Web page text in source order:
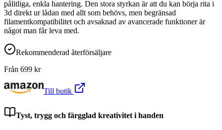
pålitliga, enkla hantering. Den stora styrkan är att du kan börja rita i
3d direkt ur lådan med allt som behövs, men begränsad
filamentkompatibilitet och avsaknad av avancerade funktioner är
något man får leva med.
Rekommenderad återförsäljare
Från 699 kr
Till butik
Tyst, trygg och färgglad kreativitet i handen